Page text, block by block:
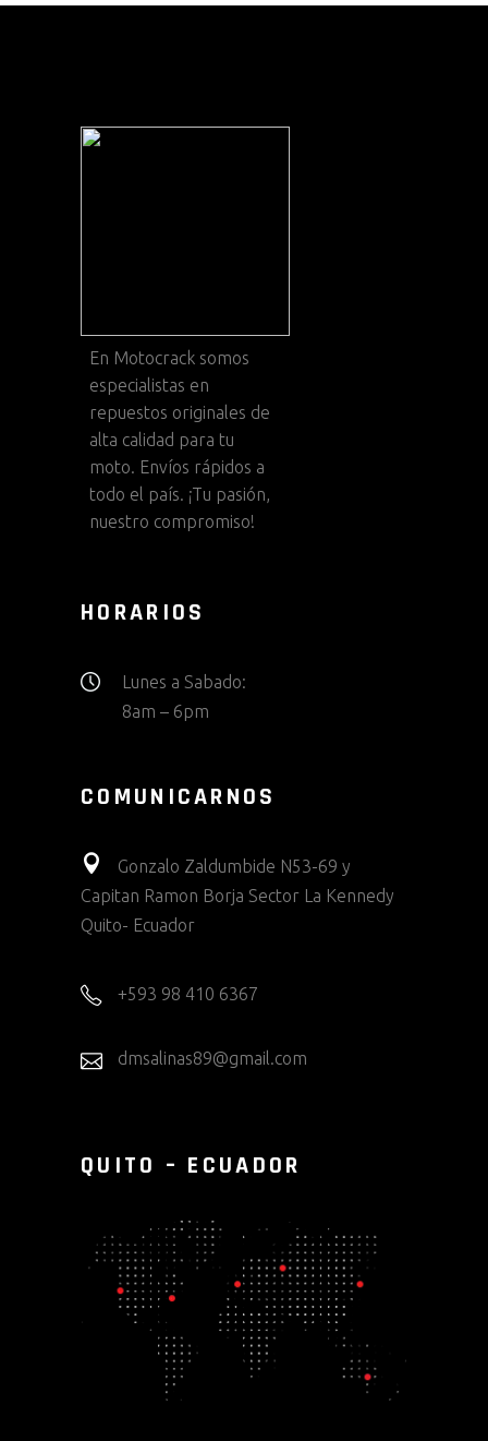
En Motocrack somos
especialistas en
repuestos originales de
alta calidad para tu
moto. Envíos rápidos a
todo el país. ¡Tu pasión,
nuestro compromiso!
HORARIOS
Lunes a Sabado:
8am – 6pm
COMUNICARNOS
Gonzalo Zaldumbide N53-69 y
Capitan Ramon Borja Sector La Kennedy
Quito- Ecuador
+593 98 410 6367
dmsalinas89@gmail.com
QUITO – ECUADOR